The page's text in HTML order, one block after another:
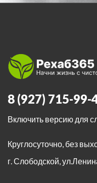
8 (927) 715-99-
Включить версию для
Круглосуточно, без
г. Слободской,